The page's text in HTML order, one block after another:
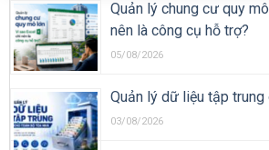
Quản lý chung cư quy
nên là công cụ hỗ trợ?
05/08/2026
Quản lý dữ liệu tập trung
03/08/2026